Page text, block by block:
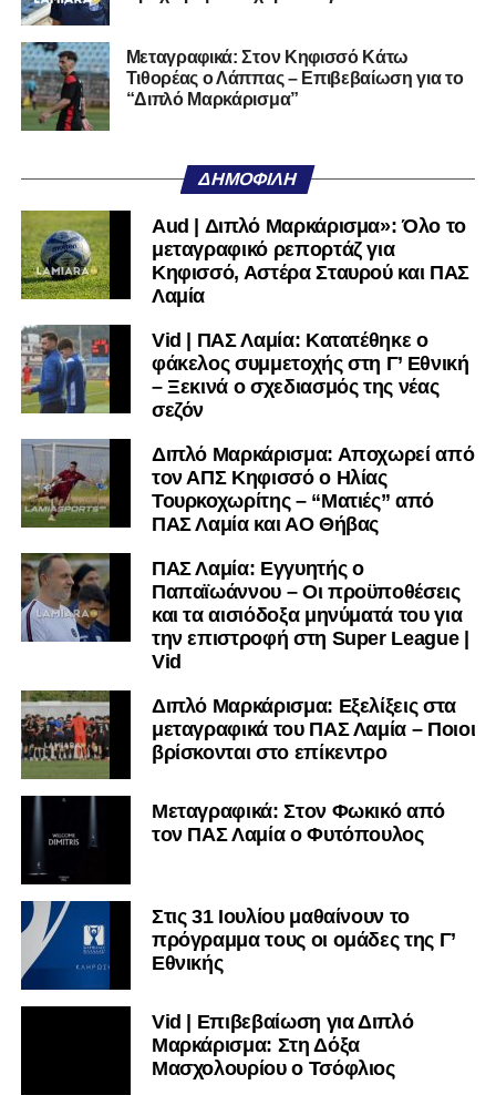
Αυτοπεποίθηση.
Αν η Λαμία συνεχίσει να μικραίνει τον εαυτό της, δεν θα
χρειαστεί κανείς άλλος να το κάνει.
Όταν αποφασίσει να συνειδητοποιήσει ότι είναι
πολύ μικρή.
Ακολουθήστε το lamiara.grστοGoogle Newsγια να
μαθαίνετε πρώτοι τα κυανόλευκα νέα στην Ελλάδα και τον
υπόλοιπο κόσμο. Ακολουθήστε το lamiara.gr στο
μαθαίνετε σε χρόνο dt όλα τα νέα.
Μεταγραφικά: Στον Κηφισσό Κάτω
Τιθορέας ο Λάππας – Επιβεβαίωση για το
“Διπλό Μαρκάρισμα”
ΔΗΜΟΦΙΛΉ
Aud | Διπλό Μαρκάρισμα»: Όλο το
μεταγραφικό ρεπορτάζ για
Κηφισσό, Αστέρα Σταυρού και ΠΑΣ
Λαμία
Vid | ΠΑΣ Λαμία: Κατατέθηκε ο
φάκελος συμμετοχής στη Γ’ Εθνική
– Ξεκινά ο σχεδιασμός της νέας
σεζόν
Διπλό Μαρκάρισμα: Αποχωρεί από
τον ΑΠΣ Κηφισσό ο Ηλίας
Τουρκοχωρίτης – “Ματιές” από
ΠΑΣ Λαμία και ΑΟ Θήβας
ΠΑΣ Λαμία: Εγγυητής ο
Παπαϊωάννου – Οι προϋποθέσεις
και τα αισιόδοξα μηνύματά του για
την επιστροφή στη Super League |
Vid
Διπλό Μαρκάρισμα: Εξελίξεις στα
μεταγραφικά του ΠΑΣ Λαμία – Ποιοι
βρίσκονται στο επίκεντρο
Μεταγραφικά: Στον Φωκικό από
τον ΠΑΣ Λαμία ο Φυτόπουλος
Στις 31 Ιουλίου μαθαίνουν το
πρόγραμμα τους οι ομάδες της Γ’
Εθνικής
Vid | Επιβεβαίωση για Διπλό
Μαρκάρισμα: Στη Δόξα
Μασχολουρίου ο Τσόφλιος